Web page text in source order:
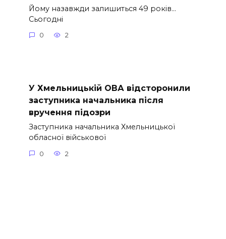
Йому назавжди залишиться 49 років…
Сьогодні
0 2
У Хмельницькій ОВА відсторонили
заступника начальника після
вручення підозри
Заступника начальника Хмельницької
обласної військової
0 2